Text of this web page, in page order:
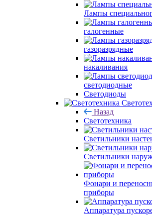
Лампы
галогенные
газоразрядные
накаливания
светодиодные
Светодиоды
Назад
Светотехника
Светильники
Светильники
Фонари и
приборы
Аппаратура